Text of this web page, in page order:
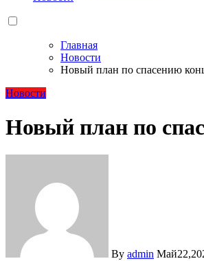
Главная
Новости
Новый план по спасению
Новости
Новый план по
By admin